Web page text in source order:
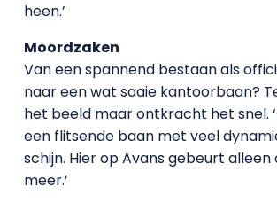
heen.’
Moordzaken
Van een spannend bestaan als
naar een wat saaie kantoorbaan?
het beeld maar ontkracht het snel.
een flitsende baan met veel
schijn. Hier op Avans gebeurt alleen
meer.’